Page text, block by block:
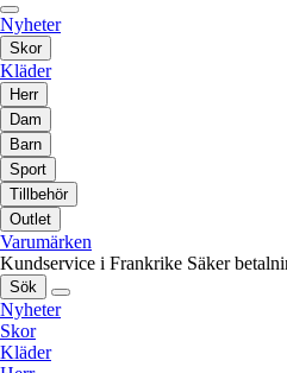
Nyheter
Skor
Kläder
Herr
Dam
Barn
Sport
Tillbehör
Outlet
Varumärken
Kundservice i Frankrike Säker
Sök
Nyheter
Skor
Kläder